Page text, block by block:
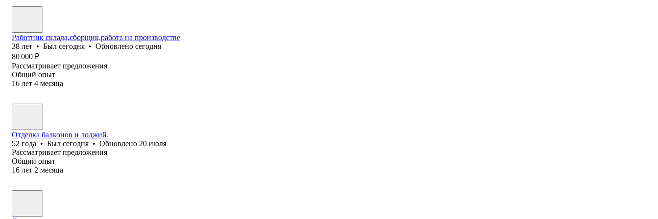
Работник склада,сборщик,работа на производстве
38 лет • Был сегодня • Обновлено сегодня
80 000 ₽
Рассматривает предложения
Общий опыт
16 лет 4 месяца
Отделка балконов и лоджий.
52 года • Был сегодня • Обновлено 20 июля
Рассматривает предложения
Общий опыт
16 лет 2 месяца